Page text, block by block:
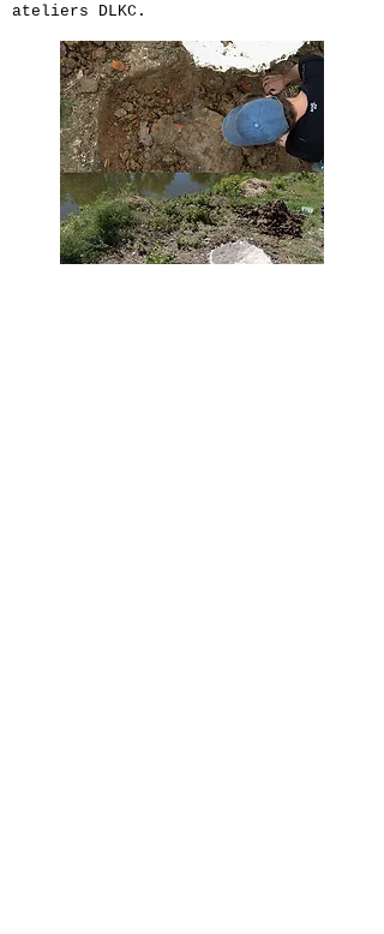
ateliers DLKC.